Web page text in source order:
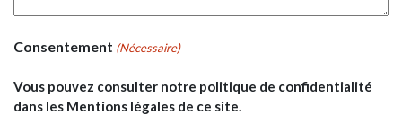
Consentement (Nécessaire)
Vous pouvez consulter notre politique de confidentialité
dans les Mentions légales de ce site.